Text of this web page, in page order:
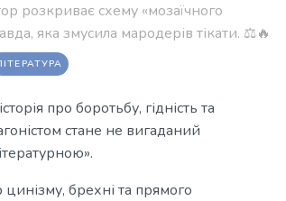
розкриває схему «мозаїчного
яка змусила мародерів тікати. ⚖️🔥
про боротьбу, гідність та
стане не вигаданий
брехні та прямого